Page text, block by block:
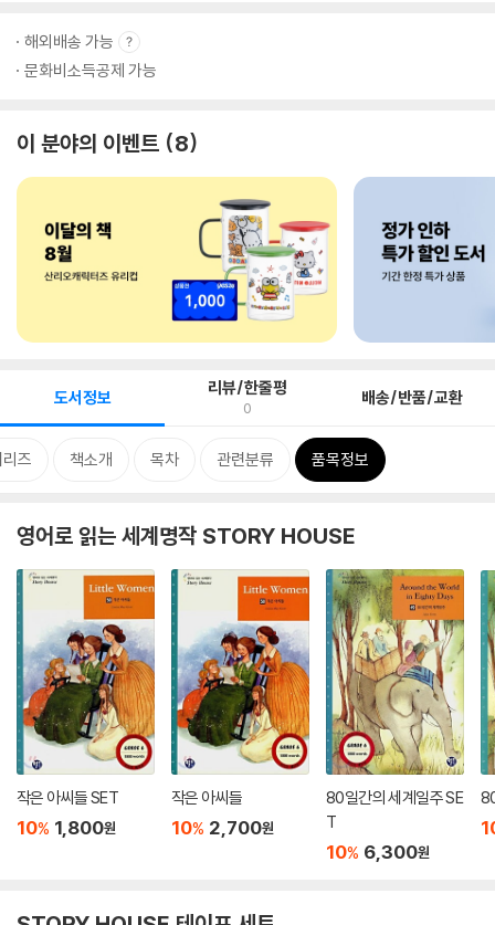
해외배송 가능
문화비소득공제 가능
이 분야의 이벤트 8
도서정보 리뷰/한줄평
0 배송/반품/교환
즈 책소개 목차 관련분류 품목정보
영어로 읽는 세계명작 STORY HOUSE
작은 아씨들 SET
10% 1,800원
작은 아씨들
10% 2,700원
80일간의 세계일주 SE
T
10% 6,300원